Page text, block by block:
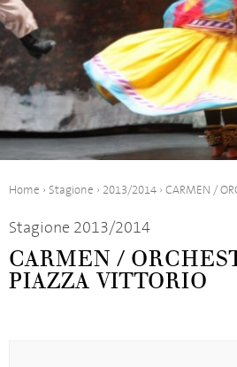
Home › Stagione › 2013/2014 › CARMEN /
Stagione 2013/2014
CARMEN /
PIAZZA VITTORIO